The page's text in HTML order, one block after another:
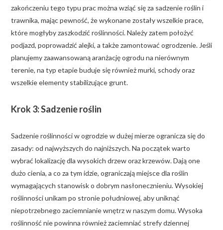
zakończeniu tego typu prac można wziąć się za sadzenie roślin i
trawnika, mając pewność, że wykonane zostały wszelkie prace,
które mogłyby zaszkodzić roślinności. Należy zatem położyć
podjazd, poprowadzić alejki, a także zamontować ogrodzenie. Jeśli
planujemy zaawansowaną aranżację ogrodu na nierównym
terenie, na typ etapie buduje się również murki, schody oraz
wszelkie elementy stabilizujące grunt.
Krok 3: Sadzenie roślin
Sadzenie roślinności w ogrodzie w dużej mierze ogranicza się do
zasady: od najwyższych do najniższych. Na początek warto
wybrać lokalizację dla wysokich drzew oraz krzewów. Dają one
dużo cienia, a co za tym idzie, ograniczają miejsce dla roślin
wymagających stanowisk o dobrym nasłonecznieniu. Wysokiej
roślinności unikam po stronie południowej, aby uniknąć
niepotrzebnego zaciemnianie wnętrz w naszym domu. Wysoka
roślinność nie powinna również zaciemniać strefy dziennej